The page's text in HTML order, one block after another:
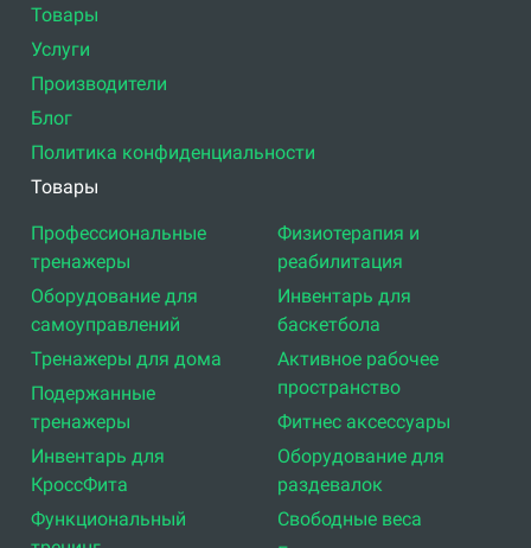
Товары
Услуги
Производители
Блог
Политика конфиденциальности
Товары
Профессиональные
тренажеры
Оборудование для
самоуправлений
Тренажеры для дома
Подержанные
тренажеры
Инвентарь для
КроссФита
Функциональный
Физиотерапия и
реабилитация
Инвентарь для
баскетбола
Активное рабочее
пространство
Фитнес аксессуары
Оборудование для
раздевалок
Свободные веса